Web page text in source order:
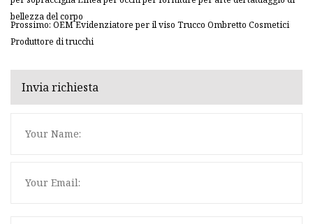
bellezza del corpo
Prossimo: OEM Evidenziatore per il viso Trucco Ombretto Cosmetici
Produttore di trucchi
Invia richiesta